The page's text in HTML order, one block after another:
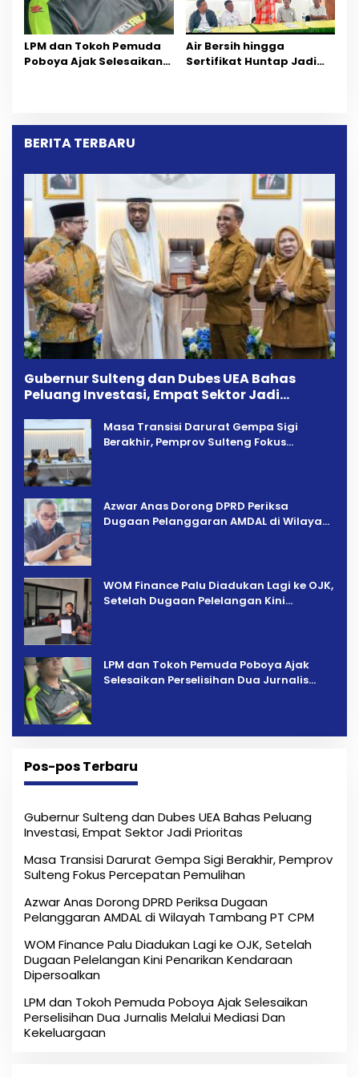
LPM dan Tokoh Pemuda
Poboya Ajak Selesaikan
Air Bersih hingga
Sertifikat Huntap Jadi
BERITA TERBARU
Gubernur Sulteng dan Dubes UEA Bahas
Peluang Investasi, Empat Sektor Jadi
Masa Transisi Darurat Gempa Sigi
Berakhir, Pemprov Sulteng Fokus
Azwar Anas Dorong DPRD Periksa
Dugaan Pelanggaran AMDAL di Wilayah
‎WOM Finance Palu Diadukan Lagi ke OJK,
Setelah Dugaan Pelelangan Kini
LPM dan Tokoh Pemuda Poboya Ajak
Selesaikan Perselisihan Dua Jurnalis
Pos-pos Terbaru
Gubernur Sulteng dan Dubes UEA Bahas Peluang
Investasi, Empat Sektor Jadi Prioritas
Masa Transisi Darurat Gempa Sigi Berakhir, Pemprov
Sulteng Fokus Percepatan Pemulihan
Azwar Anas Dorong DPRD Periksa Dugaan
Pelanggaran AMDAL di Wilayah Tambang PT CPM
‎WOM Finance Palu Diadukan Lagi ke OJK, Setelah
Dugaan Pelelangan Kini Penarikan Kendaraan
Dipersoalkan ‎
LPM dan Tokoh Pemuda Poboya Ajak Selesaikan
Perselisihan Dua Jurnalis Melalui Mediasi Dan
Kekeluargaan